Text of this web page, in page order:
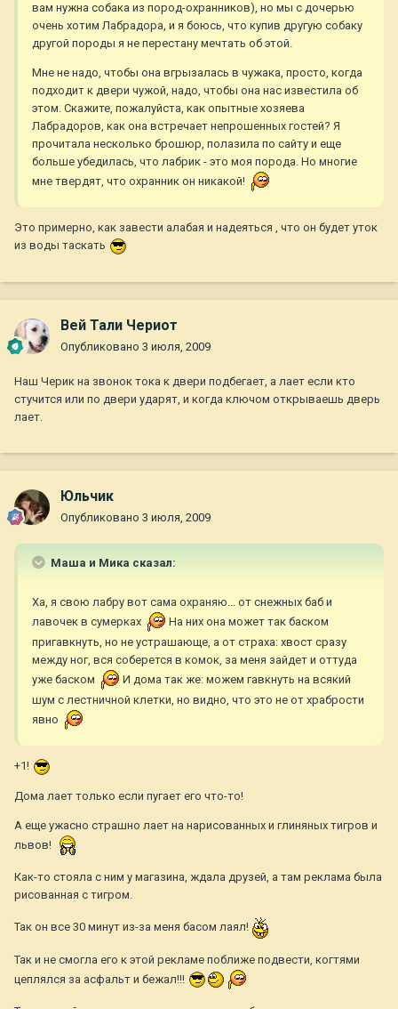
вам нужна собака из пород-охранников), но мы с дочерью
очень хотим Лабрадора, и я боюсь, что купив другую собаку
другой породы я не перестану мечтать об этой.
Мне не надо, чтобы она вгрызалась в чужака, просто, когда
подходит к двери чужой, надо, чтобы она нас известила об
этом. Скажите, пожалуйста, как опытные хозяева
Лабрадоров, как она встречает непрошенных гостей? Я
прочитала несколько брошюр, полазила по сайту и еще
больше убедилась, что лабрик - это моя порода. Но многие
мне твердят, что охранник он никакой!
Это примерно, как завести алабая и надеяться , что он будет уток
из воды таскать
Вей Тали Чериот
Опубликовано 3 июля, 2009
Наш Черик на звонок тока к двери подбегает, а лает если кто
стучится или по двери ударят, и когда ключом открываешь дверь
лает.
Юльчик
Опубликовано 3 июля, 2009
Маша и Мика сказал:
Ха, я свою лабру вот сама охраняю... от снежных баб и
лавочек в сумерках
На них она может так баском
пригавкнуть, но не устрашающе, а от страха: хвост сразу
между ног, вся соберется в комок, за меня зайдет и оттуда
уже баском
И дома так же: можем гавкнуть на всякий
шум с лестничной клетки, но видно, что это не от храбрости
явно
+1!
Дома лает только если пугает его что-то!
А еще ужасно страшно лает на нарисованных и глиняных тигров и
львов!
Как-то стояла с ним у магазина, ждала друзей, а там реклама была
рисованная с тигром.
Так он все 30 минут из-за меня басом лаял!
Так и не смогла его к этой рекламе поближе подвести, когтями
цеплялся за асфальт и бежал!!!